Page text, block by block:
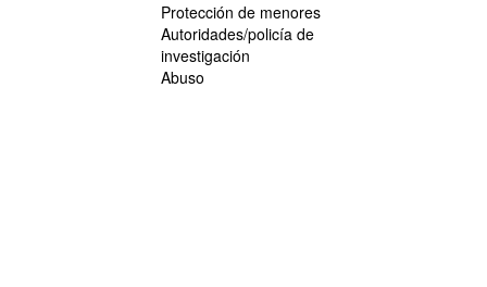
Protección de menores
Autoridades/policía de
investigación
Abuso